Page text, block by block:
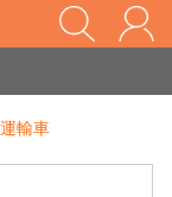
家長樂了!「風車書版集團暨FOOD超人企業總部」目前正興建中!
輸車